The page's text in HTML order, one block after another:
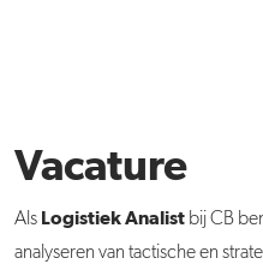
Vacature
Als Logistiek Analist bij CB
analyseren van tactische en